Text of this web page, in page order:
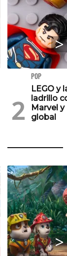
POP
LEGO y
ladrillo
Marvel
global